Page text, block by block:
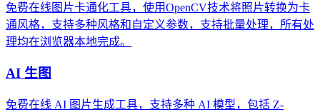
免费在线图片卡通化工具，使用OpenCV技术将照片转换为卡
通风格，支持多种风格和自定义参数，支持批量处理，所有处
理均在浏览器本地完成。
AI 生图
免费在线 AI 图片生成工具，支持多种 AI 模型，包括 Z-